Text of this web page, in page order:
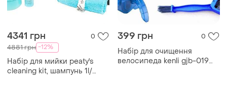
4341 грн 0
4881 грн -12%
Набір для мийки peaty's
cleaning kit, шампунь 1l/
399 грн 0
Набір для очищення
велосипеда kenli gjb-019